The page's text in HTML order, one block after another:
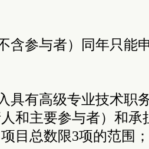
含参与者）同年只能
具有高级专业技术职
人和主要参与者）和
目总数限3项的范围；